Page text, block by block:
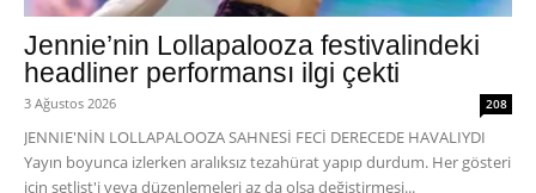
Jennie’nin Lollapalooza festivalindeki
headliner performansı ilgi çekti
3 Ağustos 2026 208
JENNIE'NİN LOLLAPALOOZA SAHNESİ FECİ DERECEDE HAVALIYDI
Yayın boyunca izlerken aralıksız tezahürat yapıp durdum. Her gösteri
için setlist'i veya düzenlemeleri az da olsa değiştirmesi...